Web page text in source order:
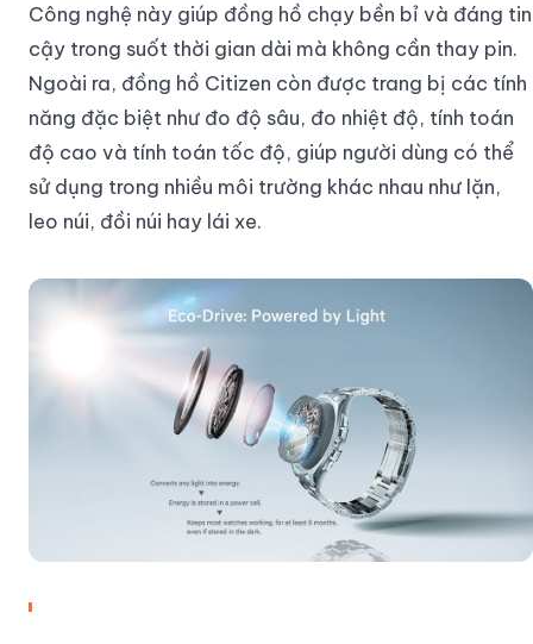
Công nghệ này giúp đồng hồ chạy bền bỉ và đáng tin
cậy trong suốt thời gian dài mà không cần thay pin.
Ngoài ra, đồng hồ Citizen còn được trang bị các tính
năng đặc biệt như đo độ sâu, đo nhiệt độ, tính toán
độ cao và tính toán tốc độ, giúp người dùng có thể
sử dụng trong nhiều môi trường khác nhau như lặn,
leo núi, đồi núi hay lái xe.